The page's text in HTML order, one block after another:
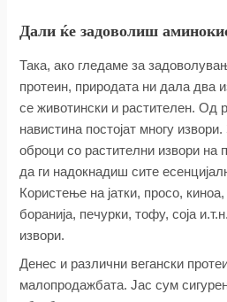
Дали ќе задоволиш
Така, ако гледаме за
протеин, природата ни дала два
се животински и растителен. Од
навистина постојат многу
оброци со растителни извори на
да ги надокнадиш сите
Користење на јатки, просо,
боранија, печурки, тофу, соја
извори.
Денес и различни вегански
малопродажбата. Jас сум